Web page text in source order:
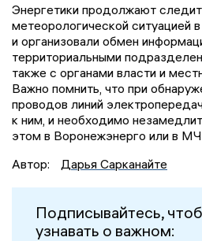
Энергетики продолжают
метеорологической ситуацией
и организовали обмен
территориальными
также с органами власти и
Важно помнить, что при
проводов линий
к ним, и необходимо
этом в Воронежэнерго или в
Автор:
Дарья Сарканайте
Подписывайтесь,
узнавать о важном: